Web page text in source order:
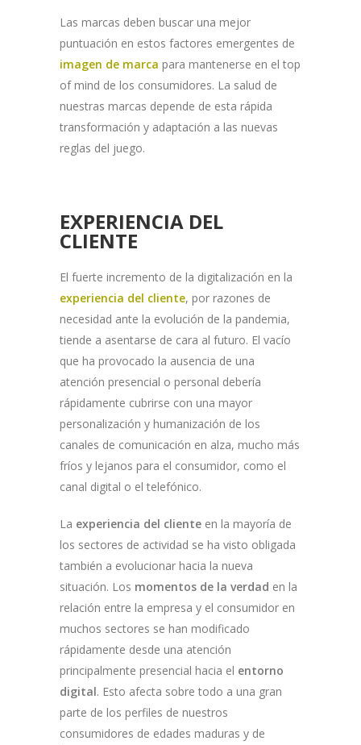
Las marcas deben buscar una mejor
puntuación en estos factores emergentes de
imagen de marca para mantenerse en el top
of mind de los consumidores. La salud de
nuestras marcas depende de esta rápida
transformación y adaptación a las nuevas
reglas del juego.
EXPERIENCIA DEL
CLIENTE
El fuerte incremento de la digitalización en la
experiencia del cliente, por razones de
necesidad ante la evolución de la pandemia,
tiende a asentarse de cara al futuro. El vacío
que ha provocado la ausencia de una
atención presencial o personal debería
rápidamente cubrirse con una mayor
personalización y humanización de los
canales de comunicación en alza, mucho más
fríos y lejanos para el consumidor, como el
canal digital o el telefónico.
La experiencia del cliente en la mayoría de
los sectores de actividad se ha visto obligada
también a evolucionar hacia la nueva
situación. Los momentos de la verdad en la
relación entre la empresa y el consumidor en
muchos sectores se han modificado
rápidamente desde una atención
principalmente presencial hacia el entorno
digital. Esto afecta sobre todo a una gran
parte de los perfiles de nuestros
consumidores de edades maduras y de